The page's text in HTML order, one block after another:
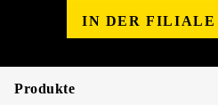
IN DER FILIALE
Produkte